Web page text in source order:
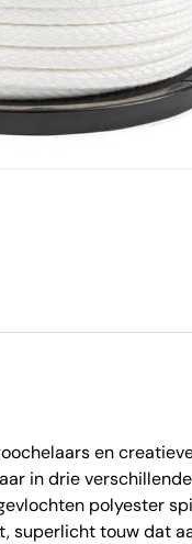
en
in drie
polyester
superlicht touw dat